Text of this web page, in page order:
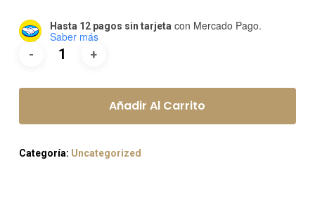
Hasta 12 pagos sin tarjeta con Mercado Pago.
Saber más
Añadir Al Carrito
Categoría: Uncategorized